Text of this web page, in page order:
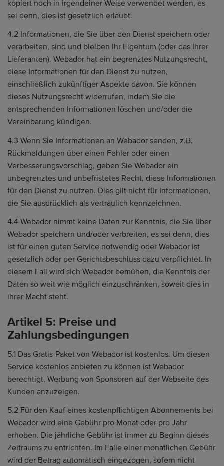
kopiert noch in irgendeiner Weise verwendet werden, es
sei denn, dies ist gesetzlich erlaubt.
4.2 Informationen, die Sie über den Dienst speichern oder
verarbeiten, sind und bleiben Ihr Eigentum (oder das Ihrer
Lieferanten). Webador hat ein begrenztes Nutzungsrecht,
diese Informationen für den Dienst zu nutzen,
einschließlich zukünftiger Aspekte davon. Sie können
dieses Nutzungsrecht widerrufen, indem Sie die
entsprechenden Informationen löschen und/oder die
Vereinbarung kündigen.
4.3 Wenn Sie Informationen an Webador senden, z.B.
Rückmeldungen über einen Fehler oder einen
Verbesserungsvorschlag, geben Sie Webador ein
unbegrenztes und unbefristetes Recht, diese Informationen
für den Dienst zu nutzen. Dies gilt nicht für Informationen,
die Sie ausdrücklich als vertraulich kennzeichnen.
4.4 Webador nimmt keine Daten zur Kenntnis, die Sie über
Webador speichern und/oder verbreiten, es sei denn, dies
ist für einen guten Service notwendig oder Webador ist
gesetzlich oder per Gerichtsbeschluss dazu verpflichtet. In
diesem Fall wird sich Webador bemühen, die Kenntnis der
Daten so weit wie möglich einzuschränken, soweit dies in
ihrer Macht steht.
Artikel 5: Preise und
Zahlungsbedingungen
5.1 Das Gratis-Paket von Webador ist kostenlos. Um diesen
Service kostenlos anbieten zu können ist Webador
berechtigt, Werbung von Sponsoren auf der Webseite des
Kunden anzuzeigen.
5.2 Für den Kauf eines kostenpflichtigen Abonnements bei
Webador wird eine Gebühr pro Monat oder pro Jahr
erhoben. Die jährliche Gebühr ist immer zu Beginn dieses
Zeitraums zu entrichten. Im Falle einer monatlichen Gebühr
wird der Betrag automatisch eingezogen, sofern nicht